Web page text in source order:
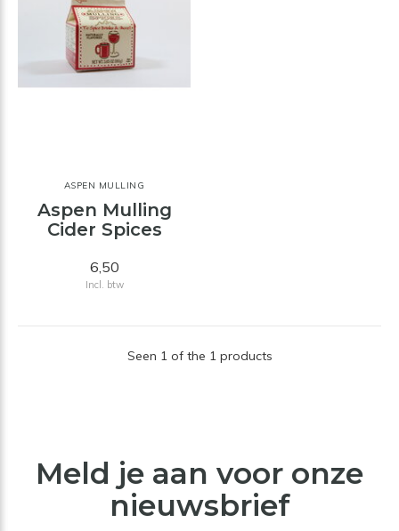
ASPEN MULLING
Aspen Mulling
Cider Spices
6,50
Incl. btw
Seen 1 of the 1 products
Meld je aan voor onze
nieuwsbrief